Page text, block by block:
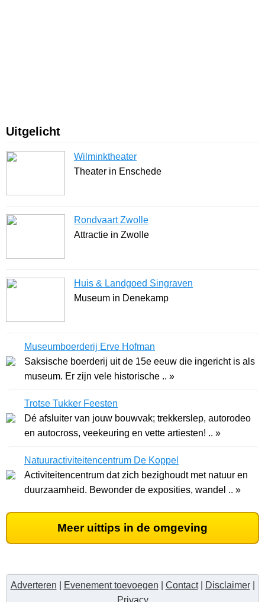
Uitgelicht
Wilminktheater
Theater in Enschede
Rondvaart Zwolle
Attractie in Zwolle
Huis & Landgoed Singraven
Museum in Denekamp
Museumboerderij Erve Hofman
Saksische boerderij uit de 15e eeuw die ingericht is als
museum. Er zijn vele historische .. »
Trotse Tukker Feesten
Dé afsluiter van jouw bouwvak; trekkerslep, autorodeo
en autocross, veekeuring en vette artiesten! .. »
Natuuractiviteitencentrum De Koppel
Activiteitencentrum dat zich bezighoudt met natuur en
duurzaamheid. Bewonder de exposities, wandel .. »
Meer uittips in de omgeving
Adverteren Evenement toevoegen Contact| Disclaimer|